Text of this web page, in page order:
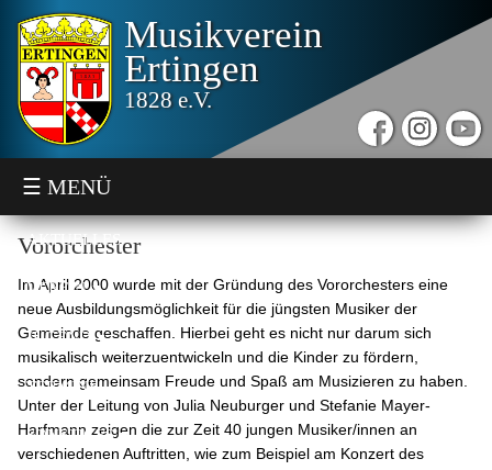
Musikverein
Ertingen
1828 e.V.
☰ MENÜ
AKTUELLES
VEREIN
JUGEND
TERMINE
SONSTIGES
Vororchester
Im April 2000 wurde mit der Gründung des Vororchesters eine
neue Ausbildungsmöglichkeit für die jüngsten Musiker der
Gemeinde geschaffen. Hierbei geht es nicht nur darum sich
musikalisch weiterzuentwickeln und die Kinder zu fördern,
sondern gemeinsam Freude und Spaß am Musizieren zu haben.
Unter der Leitung von Julia Neuburger und Stefanie Mayer-
Harfmann zeigen die zur Zeit 40 jungen Musiker/innen an
verschiedenen Auftritten, wie zum Beispiel am Konzert des